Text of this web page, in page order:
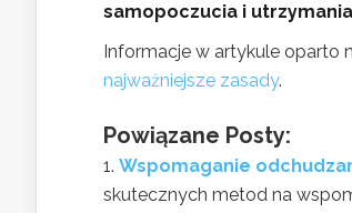
samopoczucia i
Informacje w artykule oparto
najważniejsze zasady.
Powiązane Posty:
Wspomaganie
skutecznych metod na